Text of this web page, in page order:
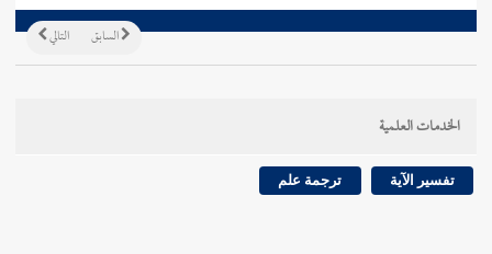
التالي السابق
الخدمات العلمية
تفسير الآية ترجمة علم